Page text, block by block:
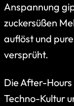
Anspannung
zuckersüßen
auflöst und
versprüht.
Die After-
Techno-Kultur